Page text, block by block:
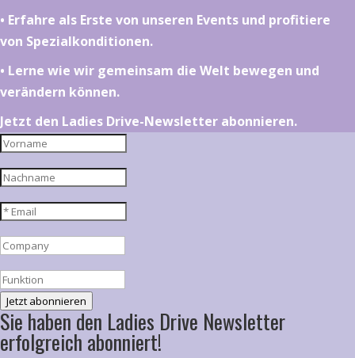
•⁠ ⁠⁠Erfahre als Erste von unseren Events und profitiere
von Spezialkonditionen.
•⁠ ⁠⁠Lerne wie wir gemeinsam die Welt bewegen und
verändern können.
Jetzt den Ladies Drive-Newsletter abonnieren.
Jetzt abonnieren
Sie haben den Ladies Drive Newsletter
erfolgreich abonniert!